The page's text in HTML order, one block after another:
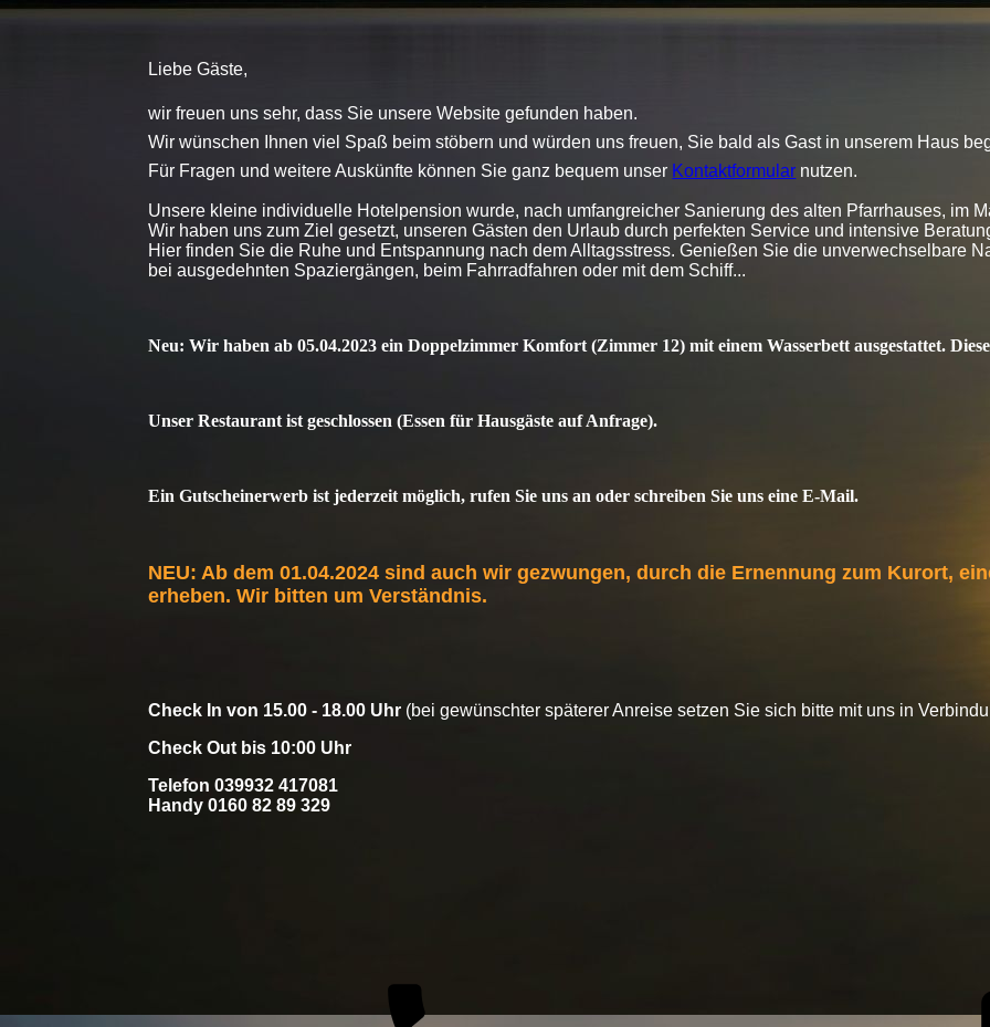
Liebe Gäste,
wir freuen uns sehr, dass Sie unsere Website gefunden haben.
Wir wünschen Ihnen viel Spaß beim stöbern und würden uns freuen, Sie bald als Gast in unserem Haus
Für Fragen und weitere Auskünfte können Sie ganz bequem unser Kontaktformular nutzen.
Unsere kleine individuelle Hotelpension wurde, nach umfangreicher Sanierung des alten Pfarrhauses, im
Wir haben uns zum Ziel gesetzt, unseren Gästen den Urlaub durch perfekten Service und intensive
Hier finden Sie die Ruhe und Entspannung nach dem Alltagsstress. Genießen Sie die unverwechselbare
bei ausgedehnten Spaziergängen, beim Fahrradfahren oder mit dem Schiff...
Neu: Wir haben ab 05.04.2023 ein Doppelzimmer Komfort (Zimmer 12) mit einem Wasserbett ausgestattet.
Unser Restaurant ist geschlossen (Essen für Hausgäste auf Anfrage).
Ein Gutscheinerwerb ist jederzeit möglich, rufen Sie uns an oder schreiben Sie uns eine E-Mail.
NEU: Ab dem 01.04.2024 sind auch wir gezwungen, durch die Ernennung zum Kurort,
erheben. Wir bitten um Verständnis.
Check In von 15.00 - 18.00 Uhr (bei gewünschter späterer Anreise setzen Sie sich bitte mit uns in
Check Out bis 10:00 Uhr
Telefon 039932 417081
Handy 0160 82 89 329